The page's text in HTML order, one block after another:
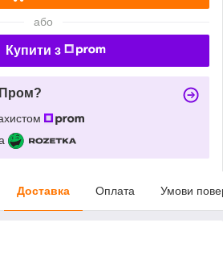
або
Купити з
Пром?
Доставка Оплата Умови